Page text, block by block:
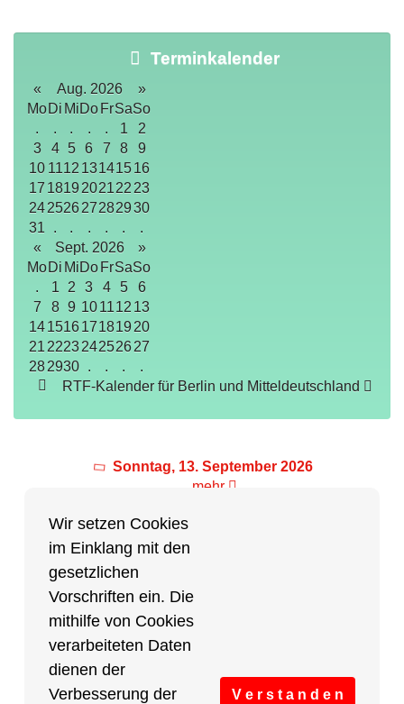
Wir setzen Cookies
im Einklang mit den
gesetzlichen
Vorschriften ein. Die
mithilfe von Cookies
verarbeiteten Daten
dienen der
Verbesserung der
V e r s t a n d e n
Terminkalender
« Aug. 2026
»
MoDi MiDo FrSaSo
.
. . . . 1
2
3
4 5 6 7 8
9
10 1112 13141516
17 1819 202122 23
24252627282930
31
. . . . .
.
«
Sept. 2026
»
MoDi MiDo FrSaSo
.
1 2 3 4 5
6
7
8 9 10 1112 13
141516171819 20
21 222324252627
282930 . . .
.
RTF-Kalender für Berlin und Mitteldeutschland
Sonntag, 13. September 2026
mehr
Partner des Breitensports
Partner von BRV-Breitensport.de